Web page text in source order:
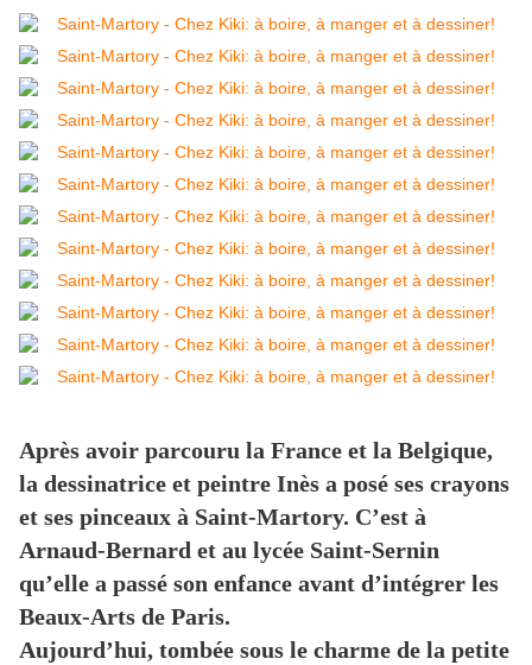
Après avoir parcouru la France et la Belgique,
la dessinatrice et peintre Inès a posé ses crayons
et ses pinceaux à Saint-Martory. C’est à
Arnaud-Bernard et au lycée Saint-Sernin
qu’elle a passé son enfance avant d’intégrer les
Beaux-Arts de Paris.
Aujourd’hui, tombée sous le charme de la petite